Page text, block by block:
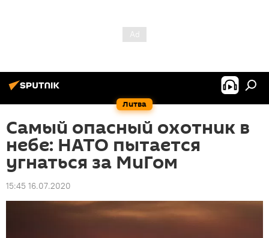
Литва
Самый опасный охотник в
небе: НАТО пытается
угнаться за МиГом
15:45 16.07.2020